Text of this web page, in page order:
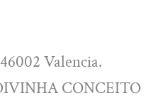
Valencia.
CONCEITO